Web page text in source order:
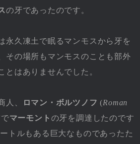
の牙であったのです。
永久凍土で眠るマンモスから牙を
その場所もマンモスのことも部外
とはありませんでした。
人、 ロマン・ボルツノフ (Roman
マーモント の牙を調達したのです
トルもある巨大なものであったた